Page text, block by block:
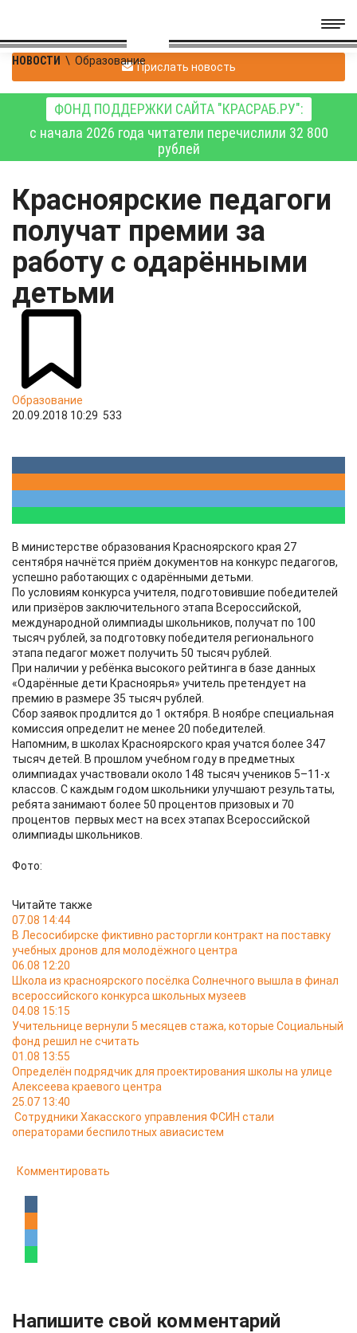
НОВОСТИ \ ОбразованиеПрислать новость
ФОНД ПОДДЕРЖКИ САЙТА "КРАСРАБ.РУ":
с начала 2026 года читатели перечислили 32 800
рублей
Красноярские педагоги
получат премии за
работу с одарёнными
детьми
Образование
20.09.2018 10:29 533
В министерстве образования Красноярского края 27
сентября начнётся приём документов на конкурс педагогов,
успешно работающих с одарёнными детьми.
По условиям конкурса учителя, подготовившие победителей
или призёров заключительного этапа Всероссийской,
международной олимпиады школьников, получат по 100
тысяч рублей, за подготовку победителя регионального
этапа педагог может получить 50 тысяч рублей.
При наличии у ребёнка высокого рейтинга в базе данных
«Одарённые дети Красноярья» учитель претендует на
премию в размере 35 тысяч рублей.
Сбор заявок продлится до 1 октября. В ноябре специальная
комиссия определит не менее 20 победителей.
Напомним, в школах Красноярского края учатся более 347
тысяч детей. В прошлом учебном году в предметных
олимпиадах участвовали около 148 тысяч учеников 5–11-х
классов. С каждым годом школьники улучшают результаты,
ребята занимают более 50 процентов призовых и 70
процентов первых мест на всех этапах Всероссийской
олимпиады школьников.
Фото:
Читайте также
07.08 14:44
В Лесосибирске фиктивно расторгли контракт на поставку
учебных дронов для молодёжного центра
06.08 12:20
Школа из красноярского посёлка Солнечного вышла в финал
всероссийского конкурса школьных музеев
04.08 15:15
Учительнице вернули 5 месяцев стажа, которые Социальный
фонд решил не считать
01.08 13:55
Определён подрядчик для проектирования школы на улице
Алексеева краевого центра
25.07 13:40
Сотрудники Хакасского управления ФСИН стали
операторами беспилотных авиасистем
Комментировать
Напишите свой комментарий